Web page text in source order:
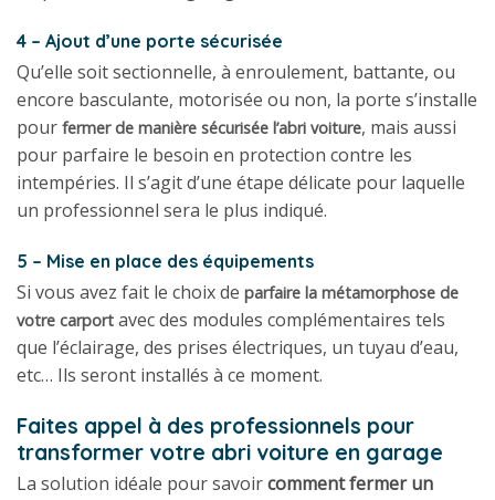
4 – Ajout d’une porte sécurisée
Qu’elle soit sectionnelle, à enroulement, battante, ou
encore basculante, motorisée ou non, la porte s’installe
pour fermer de manière sécurisée l’abri voiture, mais aussi
pour parfaire le besoin en protection contre les
intempéries. Il s’agit d’une étape délicate pour laquelle
un professionnel sera le plus indiqué.
5 – Mise en place des équipements
Si vous avez fait le choix de parfaire la métamorphose de
votre carport avec des modules complémentaires tels
que l’éclairage, des prises électriques, un tuyau d’eau,
etc… Ils seront installés à ce moment.
Faites appel à des professionnels pour
transformer votre abri voiture en garage
La solution idéale pour savoircomment fermer un